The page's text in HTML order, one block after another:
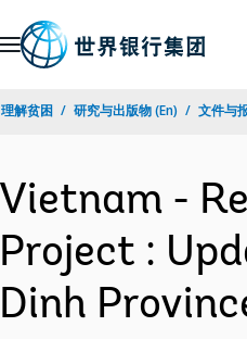
理解贫困 研究与出版物 (En) 文件与
Vietnam -
Project :
Dinh